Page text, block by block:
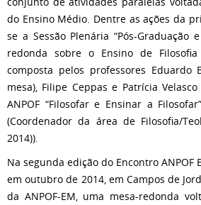
do Ensino Médio. Dentre as ações da
se a Sessão Plenária “Pós-Graduação
redonda sobre o Ensino de Filosofia
composta pelos professores Eduardo
mesa), Filipe Ceppas e Patrícia
ANPOF “Filosofar e Ensinar a
(Coordenador da área de Filosofia/
2014)).
Na segunda edição do Encontro ANPOF
em outubro de 2014, em Campos de
da ANPOF-EM, uma mesa-redonda